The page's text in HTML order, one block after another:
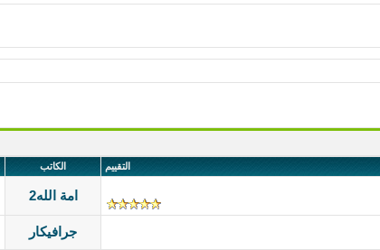
التقييم الكاتب
امة الله2
جرافيكار